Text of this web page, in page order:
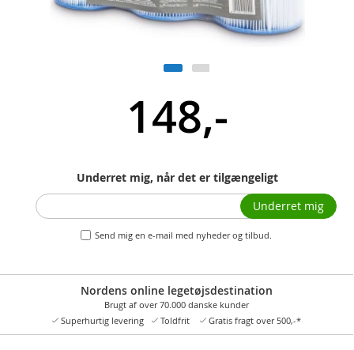
148,-
Underret mig, når det er tilgængeligt
Send mig en e-mail med nyheder og tilbud.
Underret mig
Nordens online legetøjsdestination
Brugt af over 70.000 danske kunder
Superhurtig levering
Toldfrit Gratis fragt over 500,-*